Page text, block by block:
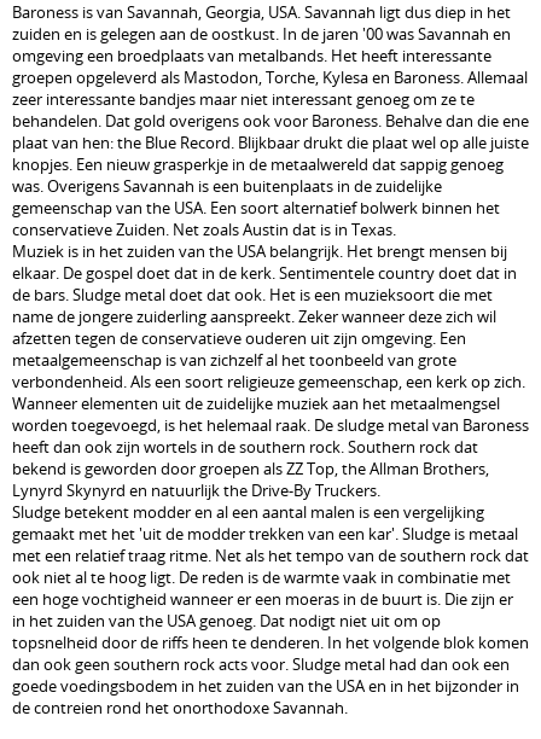
Baroness is van Savannah, Georgia, USA. Savannah ligt dus diep in het
zuiden en is gelegen aan de oostkust. In de jaren '00 was Savannah en
omgeving een broedplaats van metalbands. Het heeft interessante
groepen opgeleverd als Mastodon, Torche, Kylesa en Baroness. Allemaal
zeer interessante bandjes maar niet interessant genoeg om ze te
behandelen. Dat gold overigens ook voor Baroness. Behalve dan die ene
plaat van hen: the Blue Record. Blijkbaar drukt die plaat wel op alle juiste
knopjes. Een nieuw grasperkje in de metaalwereld dat sappig genoeg
was. Overigens Savannah is een buitenplaats in de zuidelijke
gemeenschap van the USA. Een soort alternatief bolwerk binnen het
conservatieve Zuiden. Net zoals Austin dat is in Texas.
Muziek is in het zuiden van the USA belangrijk. Het brengt mensen bij
elkaar. De gospel doet dat in de kerk. Sentimentele country doet dat in
de bars. Sludge metal doet dat ook. Het is een muzieksoort die met
name de jongere zuiderling aanspreekt. Zeker wanneer deze zich wil
afzetten tegen de conservatieve ouderen uit zijn omgeving. Een
metaalgemeenschap is van zichzelf al het toonbeeld van grote
verbondenheid. Als een soort religieuze gemeenschap, een kerk op zich.
Wanneer elementen uit de zuidelijke muziek aan het metaalmengsel
worden toegevoegd, is het helemaal raak. De sludge metal van Baroness
heeft dan ook zijn wortels in de southern rock. Southern rock dat
bekend is geworden door groepen als ZZ Top, the Allman Brothers,
Lynyrd Skynyrd en natuurlijk the Drive-By Truckers.
Sludge betekent modder en al een aantal malen is een vergelijking
gemaakt met het 'uit de modder trekken van een kar'. Sludge is metaal
met een relatief traag ritme. Net als het tempo van de southern rock dat
ook niet al te hoog ligt. De reden is de warmte vaak in combinatie met
een hoge vochtigheid wanneer er een moeras in de buurt is. Die zijn er
in het zuiden van the USA genoeg. Dat nodigt niet uit om op
topsnelheid door de riffs heen te denderen. In het volgende blok komen
dan ook geen southern rock acts voor. Sludge metal had dan ook een
goede voedingsbodem in het zuiden van the USA en in het bijzonder in
de contreien rond het onorthodoxe Savannah.